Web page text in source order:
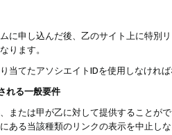
に申し込んだ後、乙のサイト上に特別
ります。
当てたアソシエイトIDを使用しなけれ
れる一般要件
または甲が乙に対して提供することが
ある当該種類のリンクの表示を中止し